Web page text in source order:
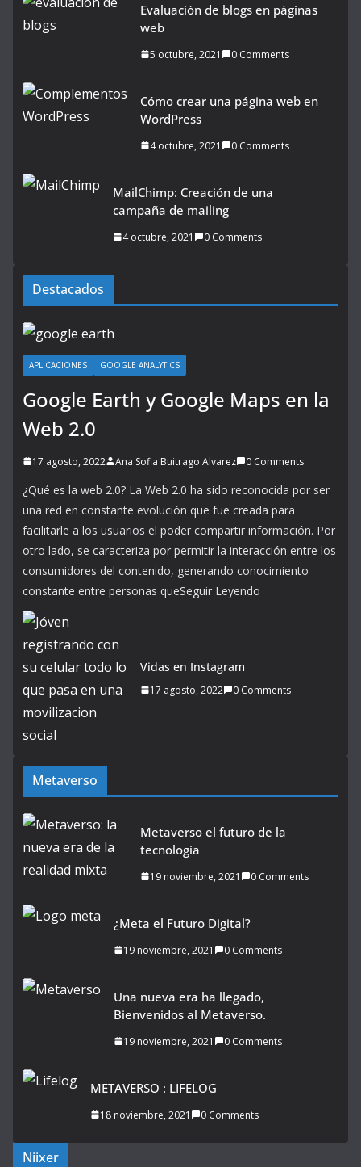
Evaluación de blogs en páginas
web
5 octubre, 2021 0 Comments
Cómo crear una página web en
WordPress
4 octubre, 2021 0 Comments
MailChimp: Creación de una
campaña de mailing
4 octubre, 2021 0 Comments
Destacados
APLICACIONES GOOGLE ANALYTICS
Google Earth y Google Maps en la
Web 2.0
17 agosto, 2022 Ana Sofia Buitrago Alvarez 0 Comments
¿Qué es la web 2.0? La Web 2.0 ha sido reconocida por ser
una red en constante evolución que fue creada para
facilitarle a los usuarios el poder compartir información. Por
otro lado, se caracteriza por permitir la interacción entre los
consumidores del contenido, generando conocimiento
constante entre personas queSeguir Leyendo
Vidas en Instagram
17 agosto, 2022 0 Comments
Metaverso
Metaverso el futuro de la
tecnología
19 noviembre, 2021 0 Comments
¿Meta el Futuro Digital?
19 noviembre, 2021 0 Comments
Una nueva era ha llegado,
Bienvenidos al Metaverso.
19 noviembre, 2021 0 Comments
METAVERSO : LIFELOG
18 noviembre, 2021 0 Comments
Niixer